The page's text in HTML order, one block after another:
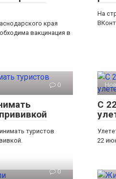
края
вакцинация в
На
0
туристов
С
22
0